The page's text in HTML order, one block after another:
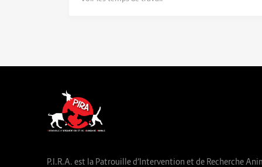
P.I.R.A. est la Patrouille d’Intervention et de Recherche